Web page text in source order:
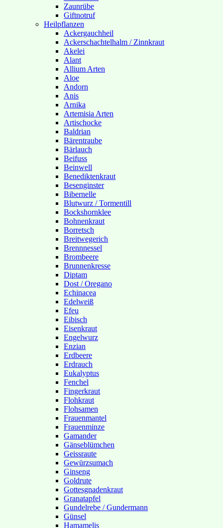
Zaunrübe
Giftnotruf
Heilpflanzen
Ackergauchheil
Ackerschachtelhalm / Zinnkraut
Akelei
Alant
Allium Arten
Aloe
Andorn
Anis
Arnika
Artemisia Arten
Artischocke
Baldrian
Bärentraube
Bärlauch
Beifuss
Beinwell
Benediktenkraut
Besenginster
Bibernelle
Blutwurz / Tormentill
Bockshornklee
Bohnenkraut
Borretsch
Breitwegerich
Brennnessel
Brombeere
Brunnenkresse
Diptam
Dost / Oregano
Echinacea
Edelweiß
Efeu
Eibisch
Eisenkraut
Engelwurz
Enzian
Erdbeere
Erdrauch
Eukalyptus
Fenchel
Fingerkraut
Flohkraut
Flohsamen
Frauenmantel
Frauenminze
Gamander
Gänseblümchen
Geissraute
Gewürzsumach
Ginseng
Goldrute
Gottesgnadenkraut
Granatapfel
Gundelrebe / Gundermann
Günsel
Hamamelis